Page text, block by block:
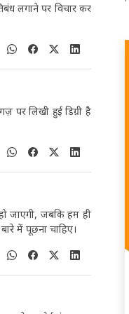
लगाने पर विचार कर
पर लिखी हुई डिग्री है
जाएगी, जबकि हम ही
में पूछना चाहिए।